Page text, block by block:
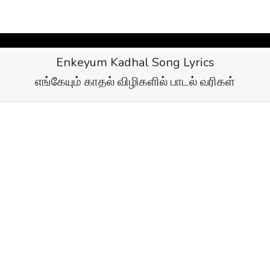
Enkeyum Kadhal Song Lyrics
எங்கேயும் காதல் விழிகளில் பாடல் வரிகள்